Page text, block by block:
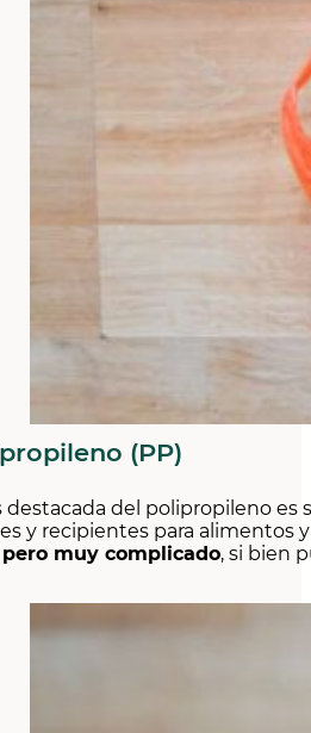
(PP)
destacada del polipropileno
y recipientes para alimentos
muy complicado, si bien